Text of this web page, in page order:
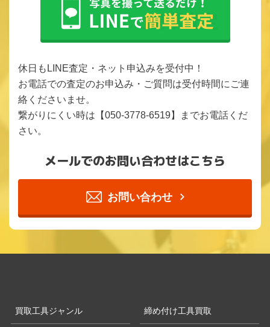
休日もLINE査定・ネット申込みを受付中！
お電話での査定のお申込み・ご質問は受付時間にご連
絡くださいませ。
繋がりにくい時は【050-3778-6519】までお電話くだ
さい。
メールでのお問い合わせはこちら
お問い合わせ
買取工具ジャンル 締め付け工具買取